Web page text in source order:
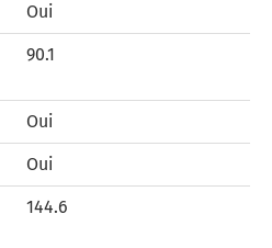
Oui
90.1
Oui
Oui
144.6